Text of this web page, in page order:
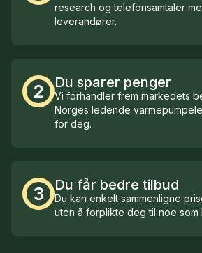
research og telefonsamtaler
leverandører.
2 Du sparer penger
Vi forhandler frem markedets
Norges ledende
for deg.
3 Du får bedre tilbud
Du kan enkelt sammenligne
uten å forplikte deg til noe som